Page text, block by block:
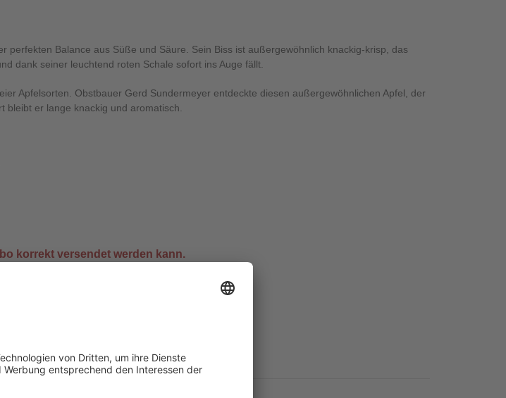
perfekten Balance aus Süße und Säure. Sein Biss ist außergewöhnlich knackig-krisp, das
dank seiner leuchtend roten Schale sofort ins Auge fällt.
Apfelsorten. Obstbauer Gerd Sundermeyer entdeckte diesen außergewöhnlichen Apfel, der
er lange knackig und aromatisch.
korrekt versendet werden kann.
PRODUKTE